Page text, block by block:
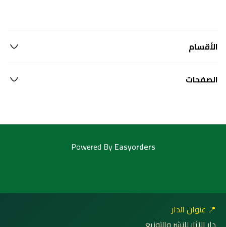
الأقسام
الصفحات
Powered ByEasyorders
📍 عنوان الدار